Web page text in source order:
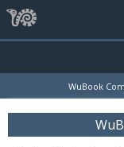
WuBook